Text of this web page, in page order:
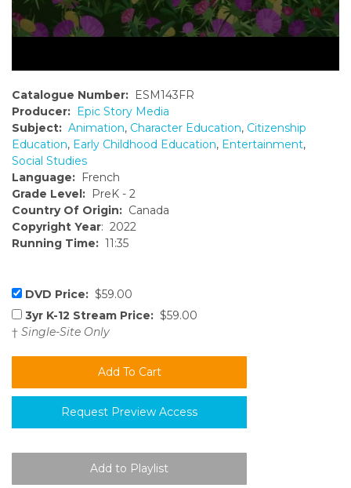
Catalogue Number: ESM143FR
Producer: Epic Story Media
Subject: Animation, Character Education, Citizenship
Education, Early Childhood Education, Entertainment,
Social Studies
Language: French
Grade Level: PreK - 2
Country Of Origin: Canada
Copyright Year: 2022
Running Time: 11:35
DVD Price: $59.00
3yr K-12 Stream Price: $59.00
† Single-Site Only
Request Preview Access